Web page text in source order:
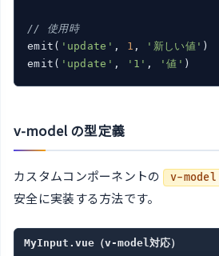
// 使用時
emit( 'update' , 1 , '新しい値' )
emit( 'update' , '1' , '値' )
v-model の型定義
カスタムコンポーネントの v-model
安全に実装する方法です。
MyInput.vue（v-model対応）